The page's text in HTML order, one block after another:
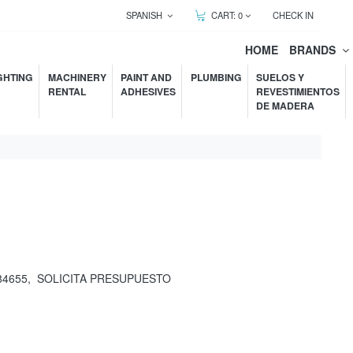
SPANISH CART:0 CHECK IN
HOME BRANDS
MACHINERY
RENTAL
PAINT AND
ADHESIVES
PLUMBING
SUELOS Y
REVESTIMIENTOS
DE MADERA
, SOLICITA PRESUPUESTO